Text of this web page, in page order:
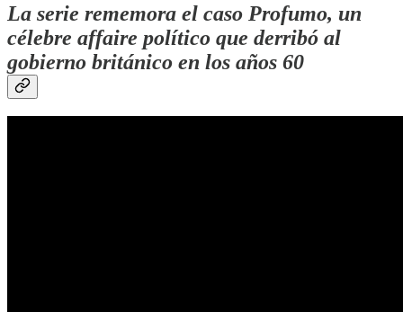
La serie rememora el caso Profumo, un
célebre affaire político que derribó al
gobierno británico en los años 60